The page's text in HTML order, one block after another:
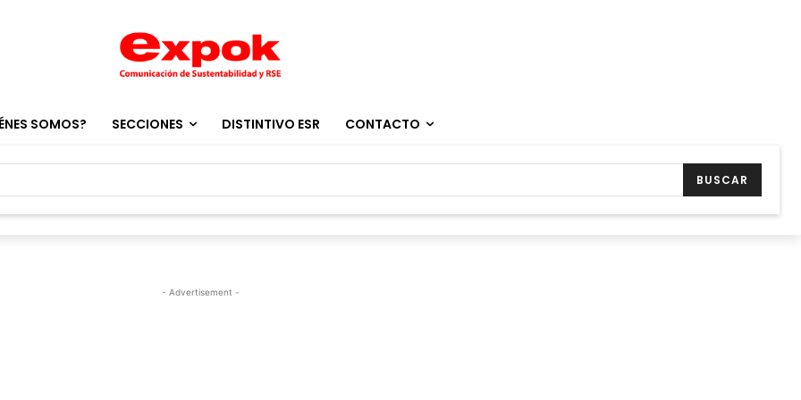
SOMOS? SECCIONES DISTINTIVO ESR CONTACTO
BUSCAR
- Advertisement -